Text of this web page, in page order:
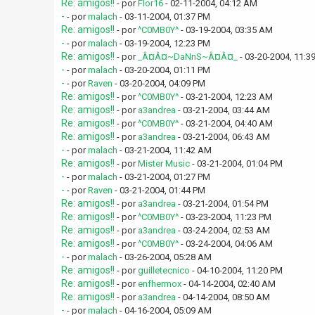
Re: amigos!! - por Flor16- 02-11-2004, 04:12 AM
- - pormalach - 03-11-2004, 01:37 PM
Re: amigos!! - por^C0MB0Y^- 03-19-2004, 03:35 AM
- - pormalach - 03-19-2004, 12:23 PM
Re: amigos!! - por _Â¤Â¤~DaNnS~Â¤Â¤_ - 03-20-2004,
- - pormalach - 03-20-2004, 01:11 PM
- - porRaven - 03-20-2004, 04:09 PM
Re: amigos!! - por^C0MB0Y^- 03-21-2004, 12:23 AM
Re: amigos!! - por a3andrea - 03-21-2004, 03:44 AM
Re: amigos!! - por^C0MB0Y^- 03-21-2004, 04:40 AM
Re: amigos!! - por a3andrea - 03-21-2004, 06:43 AM
- - pormalach - 03-21-2004, 11:42 AM
Re: amigos!! - porMister Music- 03-21-2004, 01:04 PM
- - pormalach - 03-21-2004, 01:27 PM
- - porRaven - 03-21-2004, 01:44 PM
Re: amigos!! - por a3andrea - 03-21-2004, 01:54 PM
Re: amigos!! - por^C0MB0Y^- 03-23-2004, 11:23 PM
Re: amigos!! - por a3andrea - 03-24-2004, 02:53 AM
Re: amigos!! - por^C0MB0Y^- 03-24-2004, 04:06 AM
- - pormalach - 03-26-2004, 05:28 AM
Re: amigos!! - porguilletecnico - 04-10-2004, 11:20 PM
Re: amigos!! - porenfhermox- 04-14-2004, 02:40 AM
Re: amigos!! - por a3andrea - 04-14-2004, 08:50 AM
- - pormalach - 04-16-2004, 05:09 AM